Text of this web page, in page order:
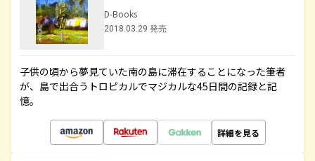
D-Books
2018.03.29 発売
子供の頃から夢見ていた南の島に滞在することになった筆者
が、島で出合うトロピカルでマジカルな45日間の記録と記
憶。
詳細を見る